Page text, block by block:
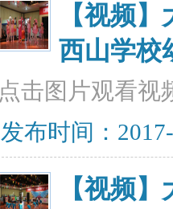
【视频
西山学校
点击图片观看视
发布时间：
【视频